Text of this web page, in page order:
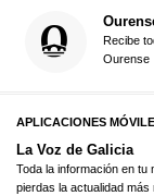
Recibe
Ourense
APLICACIONES
La Voz de Galicia
Toda la información en tu
pierdas la actualidad más